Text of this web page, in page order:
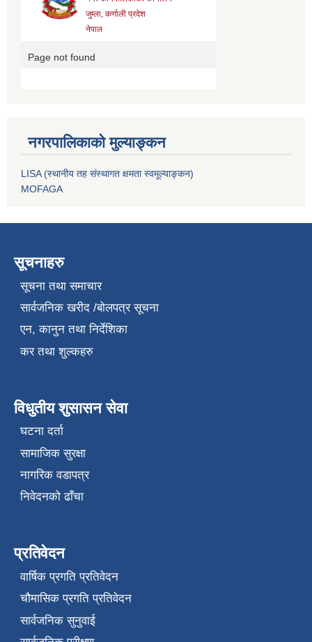
नगरपालिकाको मुल्याङ्कन
LISA (स्थानीय तह संस्थागत क्षमता स्वमूल्याङ्कन)
MOFAGA
सूचनाहरु
सूचना तथा समाचार
सार्वजनिक खरीद /बोलपत्र सूचना
एन, कानुन तथा निर्देशिका
कर तथा शुल्कहरु
विधुतीय शुसासन सेवा
घटना दर्ता
सामाजिक सुरक्षा
नागरिक वडापत्र
निवेदनको ढाँचा
प्रतिवेदन
वार्षिक प्रगति प्रतिवेदन
चौमासिक प्रगति प्रतिवेदन
सार्वजनिक सुनुवाई